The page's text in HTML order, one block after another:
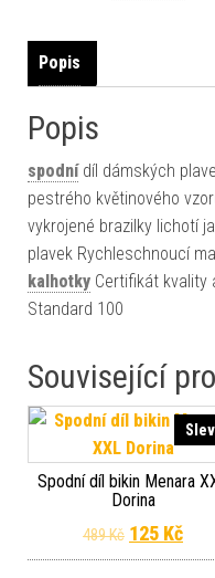
Popis
Popis
spodnídíl dámských
pestrého květinového
vykrojené brazilky lichotí
plavek Rychleschnoucí
kalhotky Certifikát kvality
Standard 100
Související
Spodní díl bikin Menara
Dorina
489Kč Original
125 Kč